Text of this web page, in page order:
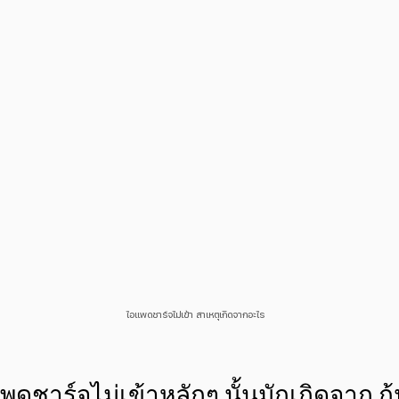
ไอแพดชาร์จไม่เข้า สาเหตุเกิดจากอะไร